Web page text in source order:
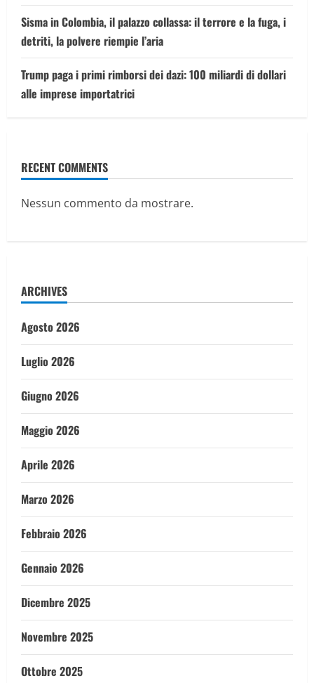
Sisma in Colombia, il palazzo collassa: il terrore e la fuga, i
detriti, la polvere riempie l’aria
Trump paga i primi rimborsi dei dazi: 100 miliardi di dollari
alle imprese importatrici
RECENT COMMENTS
Nessun commento da mostrare.
ARCHIVES
Agosto 2026
Luglio 2026
Giugno 2026
Maggio 2026
Aprile 2026
Marzo 2026
Febbraio 2026
Gennaio 2026
Dicembre 2025
Novembre 2025
Ottobre 2025